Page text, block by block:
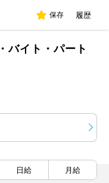
保存 履歴
バイト・パート
日給 月給